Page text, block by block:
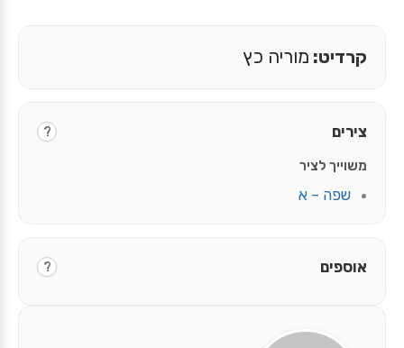
קרדיט: מוריה כץ
צירים ?
משוייך לציר
שפה – א
אוספים ?